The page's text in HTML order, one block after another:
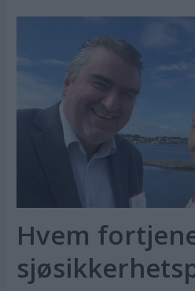
Hvem